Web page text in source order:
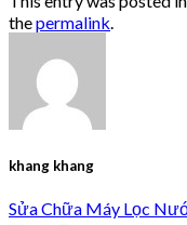
thepermalink
khang khang
Sửa Chữa Máy Lọc